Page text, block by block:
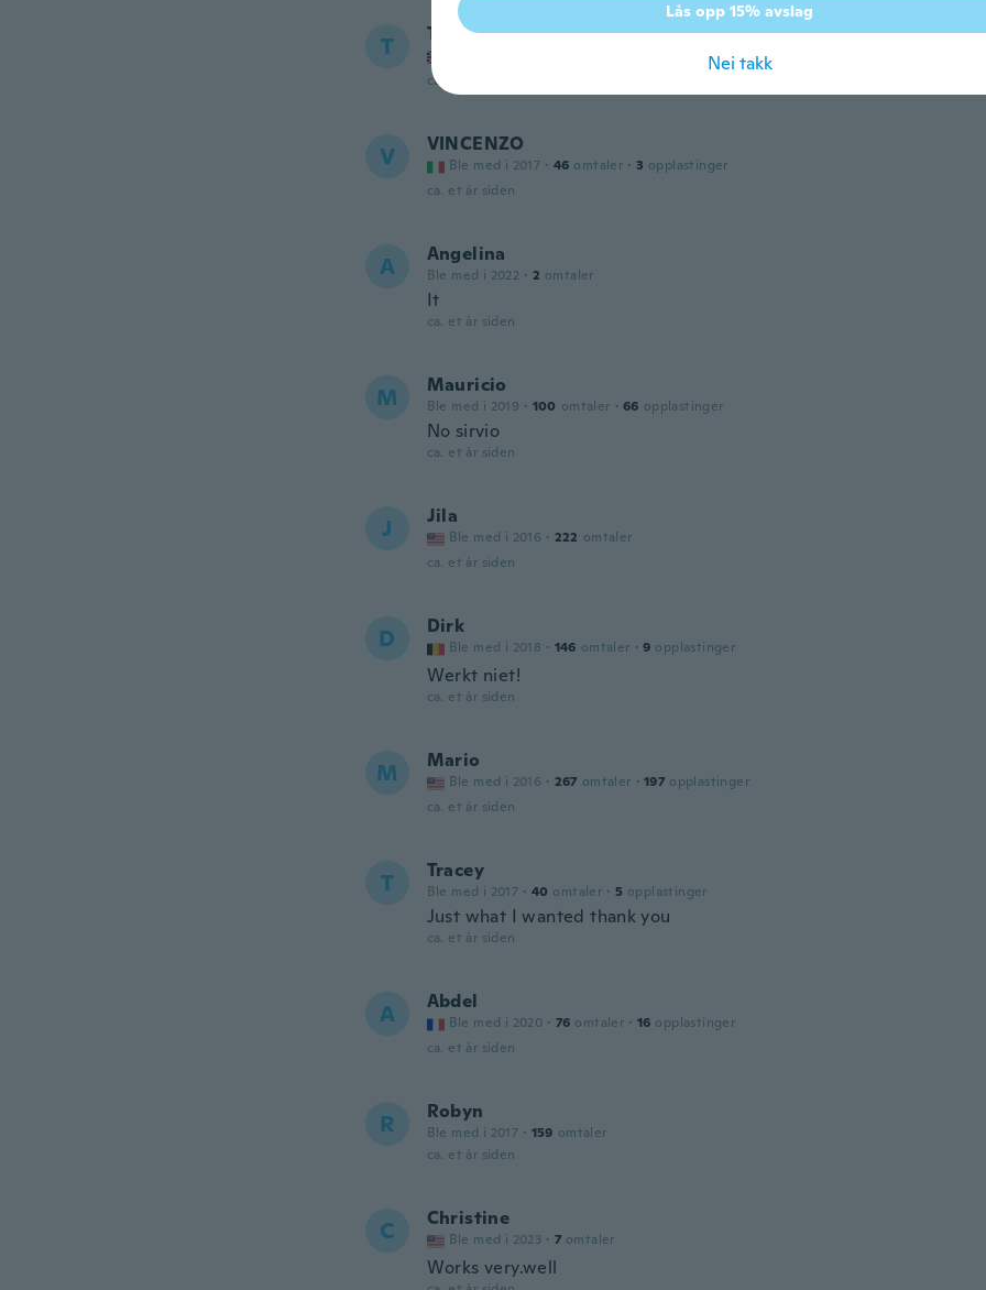
T Theresa
opplastinger
ca. et år siden
V VINCENZO
Ble med i 2017 · 46 omtaler · 3 opplastinger
ca. et år siden
A Angelina
Ble med i 2022 · 2 omtaler
It
ca. et år siden
M Mauricio
Ble med i 2019 · 100 omtaler · 66 opplastinger
No sirvio
ca. et år siden
J Jila
Ble med i 2016 · 222 omtaler
ca. et år siden
D Dirk
Ble med i 2018 · 146 omtaler · 9 opplastinger
Werkt niet!
ca. et år siden
M Mario
Ble med i 2016 · 267 omtaler · 197 opplastinger
ca. et år siden
T Tracey
Ble med i 2017 · 40 omtaler · 5 opplastinger
Just what I wanted thank you
ca. et år siden
A Abdel
Ble med i 2020 · 76 omtaler · 16 opplastinger
ca. et år siden
R Robyn
Ble med i 2017 · 159 omtaler
ca. et år siden
C Christine
Ble med i 2023 · 7 omtaler
Works very.well
Lås opp 15% avslag
Nei takk